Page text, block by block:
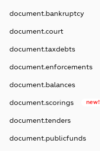
document.bankruptcy
document.court
document.taxdebts
document.enforcements
document.balances
document.scorings new!
document.tenders
document.publicfunds